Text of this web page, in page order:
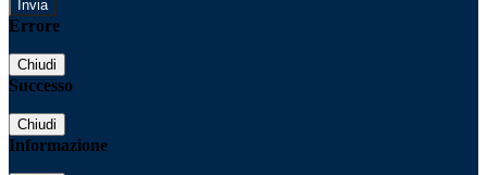
Errore
Chiudi
Successo
Chiudi
Informazione